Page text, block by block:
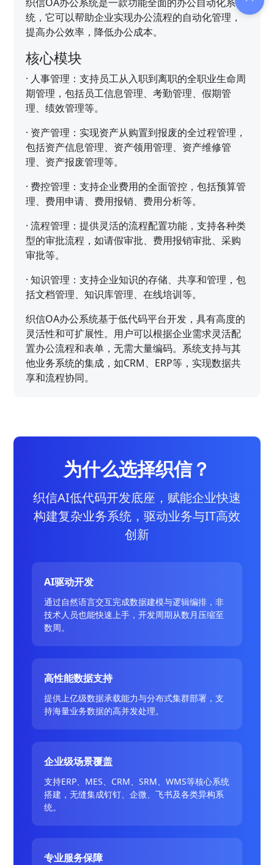
统，它可以帮助企业实现办公流程的自动化管理，
提高办公效率，降低办公成本。
核心模块
· 人事管理：支持员工从入职到离职的全职业生命周
期管理，包括员工信息管理、考勤管理、假期管
理、绩效管理等。
· 资产管理：实现资产从购置到报废的全过程管理，
包括资产信息管理、资产领用管理、资产维修管
理、资产报废管理等。
· 费控管理：支持企业费用的全面管控，包括预算管
理、费用申请、费用报销、费用分析等。
·流程管理：提供灵活的流程配置功能，支持各种类
型的审批流程，如请假审批、费用报销审批、采购
审批等。
·知识管理：支持企业知识的存储、共享和管理，包
括文档管理、知识库管理、在线培训等。
织信OA办公系统基于低代码平台开发，具有高度的
灵活性和可扩展性。用户可以根据企业需求灵活配
置办公流程和表单，无需大量编码。系统支持与其
他业务系统的集成，如CRM、ERP等，实现数据共
享和流程协同。
为什么选择织信？
织信AI低代码开发底座，赋能企业快速
构建复杂业务系统，驱动业务与IT高效
创新
AI驱动开发
通过自然语言交互完成数据建模与逻辑编排，非
技术人员也能快速上手，开发周期从数月压缩至
数周。
高性能数据支持
提供上亿级数据承载能力与分布式集群部署，支
持海量业务数据的高并发处理。
企业级场景覆盖
支持ERP、MES、CRM、SRM、WMS等核心系统
搭建，无缝集成钉钉、企微、飞书及各类异构系
统。
专业服务保障